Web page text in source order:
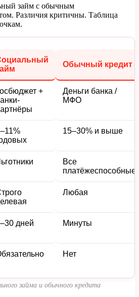
займ с обычным
Различия критичны. Таблица
Обычный кредит
+
Деньги банка /
МФО
15–30% и выше
Все
платёжеспособные
Любая
дней Минуты
Нет
займа и обычного кредита